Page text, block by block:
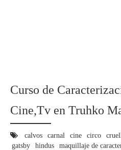
Curso de
Cine,Tv en Truhko
calvos carnal cine circo
gatsby
hindus maquillaje de